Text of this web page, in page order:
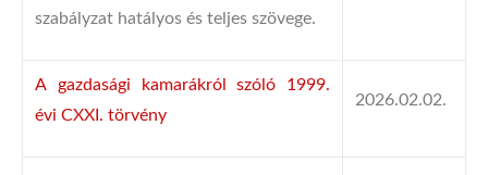
szabályzat hatályos és teljes szövege.
A gazdasági kamarákról szóló 1999.
évi CXXI. törvény
2026.02.02.